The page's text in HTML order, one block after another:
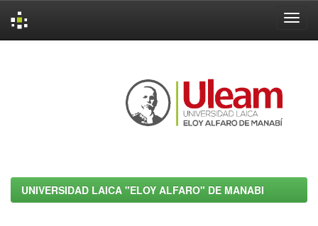
UNIVERSIDAD LAICA "ELOY ALFARO" DE MANABI